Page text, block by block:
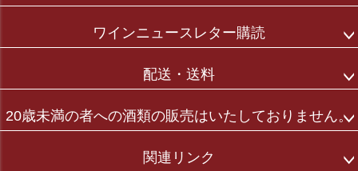
ワインニュースレター購読
配送・送料
20歳未満の者への酒類の販売はいたしておりません。
関連リンク